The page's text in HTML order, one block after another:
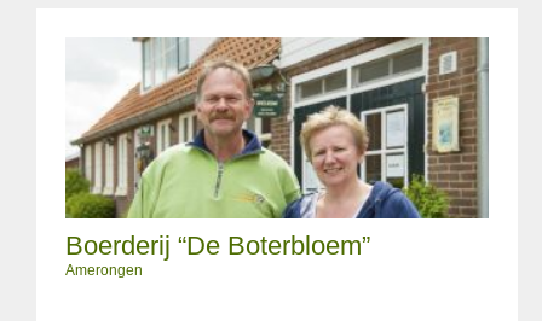
Boerderij “De Boterbloem”
Amerongen